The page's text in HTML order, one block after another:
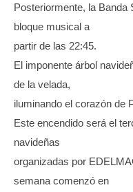
Posteriormente, la Banda
bloque musical a
partir de las 22:45.
El imponente árbol
de la velada,
iluminando el corazón de
Este encendido será el
navideñas
organizadas por
semana comenzó en